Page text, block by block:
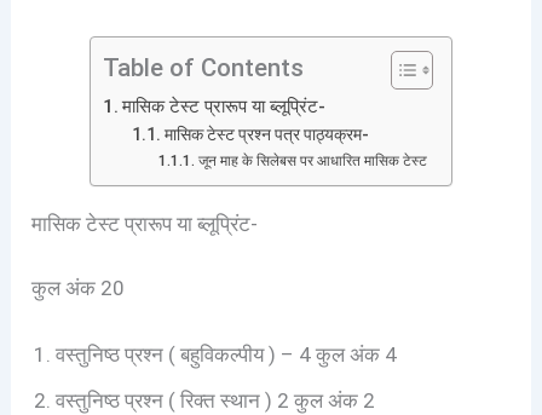
Table of Contents
मासिक टेस्ट प्रारूप या ब्लूप्रिंट-
मासिक टेस्ट प्रश्न पत्र पाठ्यक्रम-
जून माह के सिलेबस पर आधारित मासिक टेस्ट
मासिक टेस्ट प्रारूप या ब्लूप्रिंट-
कुल अंक 20
वस्तुनिष्ठ प्रश्न ( बहुविकल्पीय ) – 4 कुल अंक 4
वस्तुनिष्ठ प्रश्न ( रिक्त स्थान ) 2 कुल अंक 2